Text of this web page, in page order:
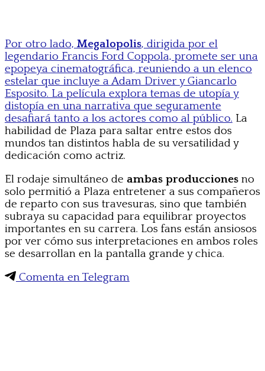
Por otro lado, Megalopolis, dirigida por el
legendario Francis Ford Coppola, promete ser una
epopeya cinematográfica, reuniendo a un elenco
estelar que incluye a Adam Driver y Giancarlo
Esposito. La película explora temas de utopía y
distopía en una narrativa que seguramente
desafiará tanto a los actores como al público. La
habilidad de Plaza para saltar entre estos dos
mundos tan distintos habla de su versatilidad y
dedicación como actriz.
El rodaje simultáneo de ambas producciones no
solo permitió a Plaza entretener a sus compañeros
de reparto con sus travesuras, sino que también
subraya su capacidad para equilibrar proyectos
importantes en su carrera. Los fans están ansiosos
por ver cómo sus interpretaciones en ambos roles
se desarrollan en la pantalla grande y chica.
Comenta en Telegram